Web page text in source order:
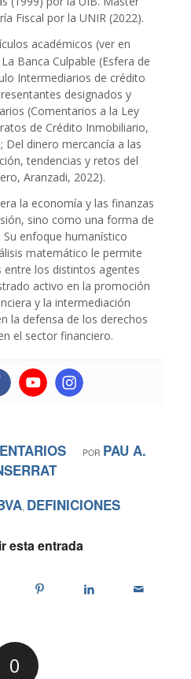
Fiscal por la UNIR (2022).
académicos (ver en
Banca Culpable (Esfera de
Intermediarios de crédito
designados y
(Comentarios a la Ley
de Crédito Inmobiliario,
Del dinero mercancía a las
tendencias y retos del
Aranzadi, 2022).
la economía y las finanzas
sino como una forma de
enfoque humanístico
matemático le permite
entre los distintos agentes
activo en la promoción
y la intermediación
la defensa de los derechos
el sector financiero.
/ POR PAU A.
, DEFINICIONES
esta entrada
0